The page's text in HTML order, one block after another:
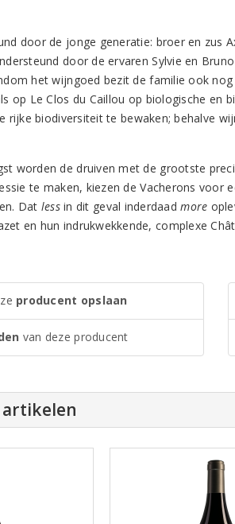
door de jonge generatie: broer en zus
door de ervaren Sylvie en
het wijngoed bezit de familie ook
op Le Clos du Caillou op biologische en
rijke biodiversiteit te bewaken; behalve
worden de druiven met de grootste
te maken, kiezen de Vacherons voor
Dat lessin dit geval inderdaadmore
en hun indrukwekkende, complexe
producent opslaan
van deze producent